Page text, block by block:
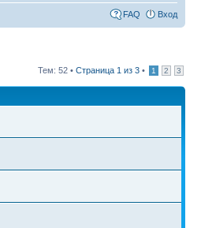
FAQ Вход
Тем: 52 • Страница 1 из 3 • 1 2 3